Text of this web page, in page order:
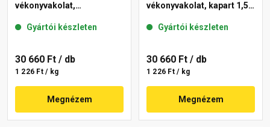
vékonyvakolat,
13-C 25 kg
Gyártói készleten
30 660 Ft / db
1 226 Ft / kg
Megnézem
vékonyvakolat, kapart 1,5
Gyártói készleten
30 660 Ft / db
1 226 Ft / kg
Megnézem